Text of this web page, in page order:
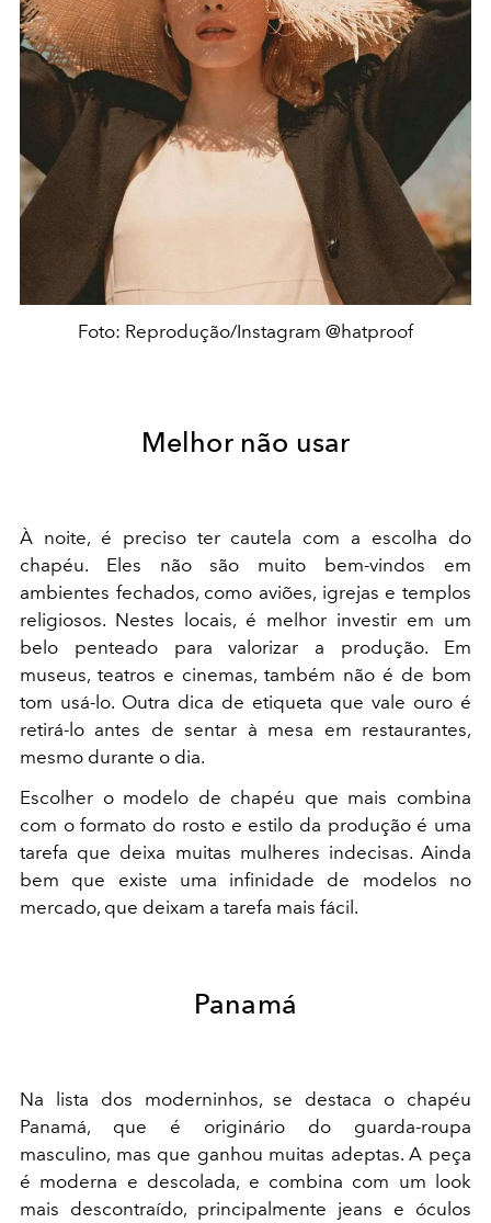
Foto: Reprodução/Instagram @hatproof
Melhor não usar
À noite, é preciso ter cautela com a escolha do
chapéu. Eles não são muito bem-vindos em
ambientes fechados, como aviões, igrejas e templos
religiosos. Nestes locais, é melhor investir em um
belo penteado para valorizar a produção. Em
museus, teatros e cinemas, também não é de bom
tom usá-lo. Outra dica de etiqueta que vale ouro é
retirá-lo antes de sentar à mesa em restaurantes,
mesmo durante o dia.
Escolher o modelo de chapéu que mais combina
com o formato do rosto e estilo da produção é uma
tarefa que deixa muitas mulheres indecisas. Ainda
bem que existe uma infinidade de modelos no
mercado, que deixam a tarefa mais fácil.
Panamá
Na lista dos moderninhos, se destaca o chapéu
Panamá, que é originário do guarda-roupa
masculino, mas que ganhou muitas adeptas. A peça
é moderna e descolada, e combina com um look
mais descontraído, principalmente jeans e óculos